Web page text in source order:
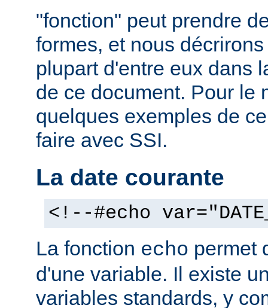
"fonction" peut prendre
formes, et nous
plupart d'entre eux dans
de ce document. Pour le
quelques exemples de
faire avec SSI.
La date courante
<!--#echo
La fonction echo permet
d'une variable. Il existe
variables standards, y